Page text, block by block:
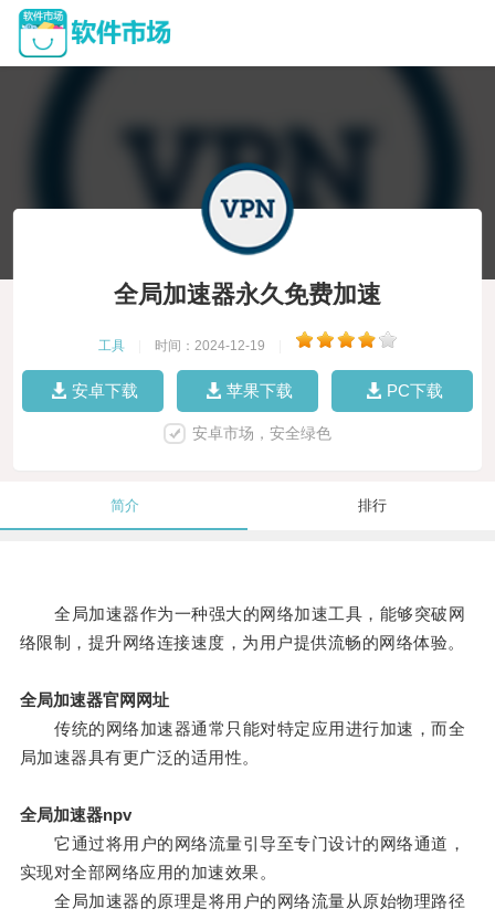
全局加速器永久免费加速
工具 时间：2024-12-19
安卓下载 苹果下载 PC下载
安卓市场，安全绿色
简介 排行
全局加速器作为一种强大的网络加速工具，能够突破网
络限制，提升网络连接速度，为用户提供流畅的网络体验。
全局加速器官网网址
传统的网络加速器通常只能对特定应用进行加速，而全
局加速器具有更广泛的适用性。
全局加速器npv
它通过将用户的网络流量引导至专门设计的网络通道，
实现对全部网络应用的加速效果。
全局加速器的原理是将用户的网络流量从原始物理路径